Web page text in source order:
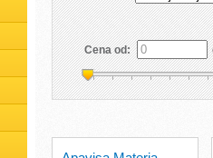
Cena od: